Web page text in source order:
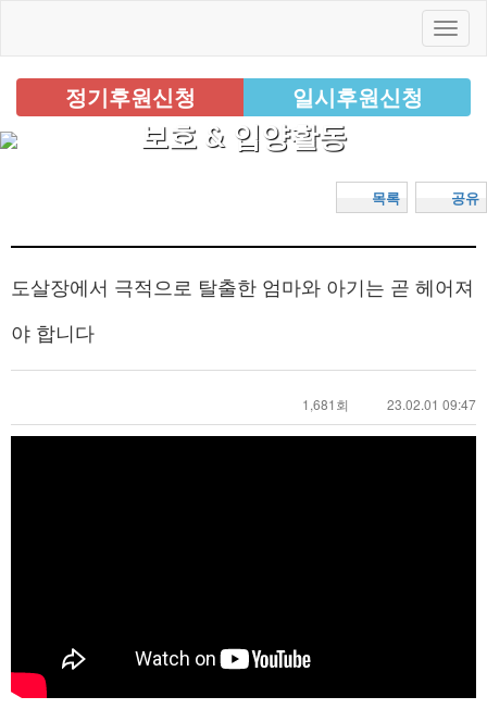
정기후원신청 일시후원신청
보호 & 입양활동
공유
목록
도살장에서 극적으로 탈출한 엄마와 아기는 곧 헤어져
야 합니다
1,681회 23.02.01 09:47